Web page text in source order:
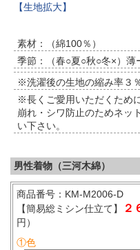
【生地拡大】
素材：（綿100％）
季節：（春○夏○秋○冬×）
※洗濯後の生地の縮み率３
※長くご愛用いただくため
崩れ・シワ防止のためネッ
い下さい。
男性着物（三河木綿）
商品番号：KM-M2006-D
【簡易総ミシン仕立て】
２
円）
①色